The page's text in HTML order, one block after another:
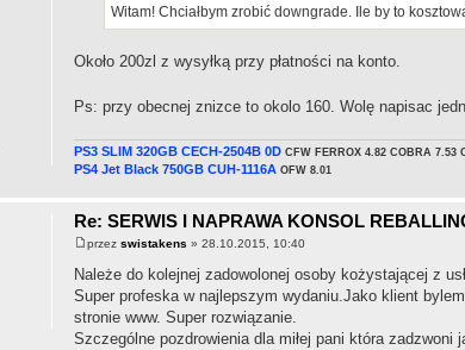
Witam! Chciałbym zrobić downgrade. Ile by to
Około 200zl z wysyłką przy płatności na konto.
Ps: przy obecnej znizce to okolo 160. Wolę napisac
PS3 SLIM 320GB CECH-2504B 0D CFW FERROX 4.82 COBRA 7.53
PS4 Jet Black 750GB CUH-1116A OFW 8.01
Re: SERWIS I NAPRAWA KONSOL
przez swistakens » 28.10.2015, 10:40
Należe do kolejnej zadowolonej osoby kożystającej z
Super profeska w najlepszym wydaniu.Jako klient
stronie www. Super rozwiązanie.
Szczególne pozdrowienia dla miłej pani która